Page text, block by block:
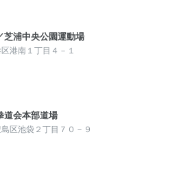
芝浦中央公園運動場
港南１丁目４－１
道会本部道場
区池袋２丁目７０－９